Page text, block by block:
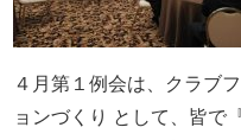
４月第１例会は、クラブ
ョンづくり として、皆で